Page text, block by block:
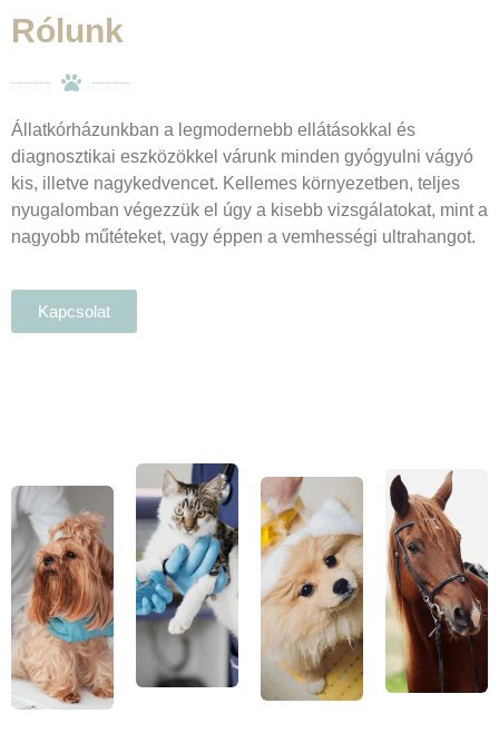
Rólunk
Állatkórházunkban a legmodernebb ellátásokkal és
diagnosztikai eszközökkel várunk minden gyógyulni vágyó
kis, illetve nagykedvencet. Kellemes környezetben, teljes
nyugalomban végezzük el úgy a kisebb vizsgálatokat, mint a
nagyobb műtéteket, vagy éppen a vemhességi ultrahangot.
Kapcsolat